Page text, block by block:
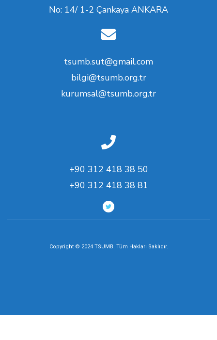
No: 14/ 1-2 Çankaya ANKARA
tsumb.sut@gmail.com
bilgi@tsumb.org.tr
kurumsal@tsumb.org.tr
+90 312 418 38 50
+90 312 418 38 81
Copyright © 2024 TSUMB. Tüm Hakları Saklıdır.